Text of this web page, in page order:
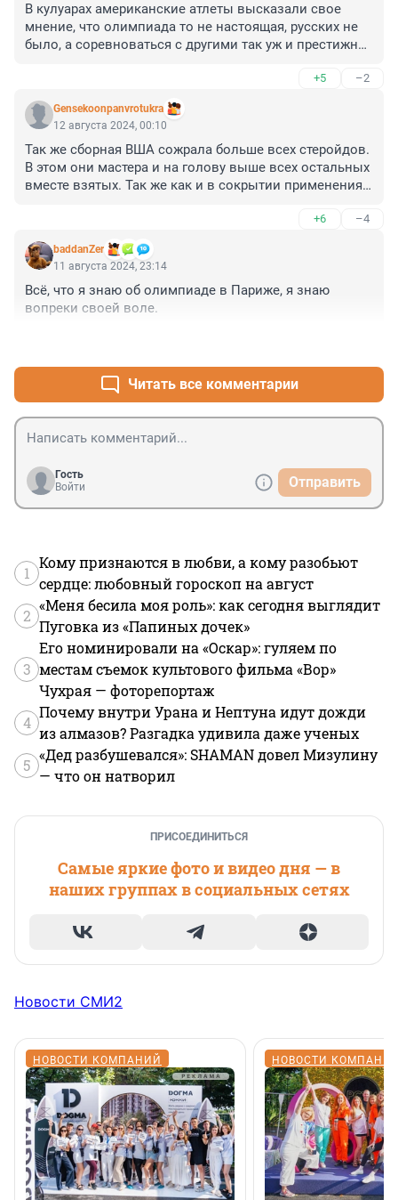
В кулуарах американские атлеты высказали свое
мнение, что олимпиада то не настоящая, русских не
было, а соревноваться с другими так уж и престижно -
+5 –2
Gensekoonpanvrotukra
12 августа 2024, 00:10
Так же сборная ВША сожрала больше всех стеройдов.
В этом они мастера и на голову выше всех остальных
вместе взятых. Так же как и в сокрытии применения
+6 –4
baddanZer
11 августа 2024, 23:14
Всё, что я знаю об олимпиаде в Париже, я знаю
вопреки своей воле.
Читать все комментарии
Гость
Войти
Отправить
1
Кому признаются в любви, а кому разобьют
сердце: любовный гороскоп на август
2
«Меня бесила моя роль»: как сегодня выглядит
Пуговка из «Папиных дочек»
3
Его номинировали на «Оскар»: гуляем по
местам съемок культового фильма «Вор»
Чухрая — фоторепортаж
4
Почему внутри Урана и Нептуна идут дожди
из алмазов? Разгадка удивила даже ученых
5
«Дед разбушевался»: SHAMAN довел Мизулину
— что он натворил
ПРИСОЕДИНИТЬСЯ
Самые яркие фото и видео дня — в
наших группах в социальных сетях
Новости СМИ2
НОВОСТИ КОМПАНИЙ НОВОСТИ